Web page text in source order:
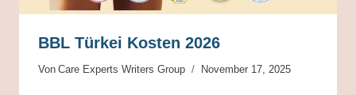
BBL Türkei Kosten 2026
Von Care Experts Writers Group November 17, 2025